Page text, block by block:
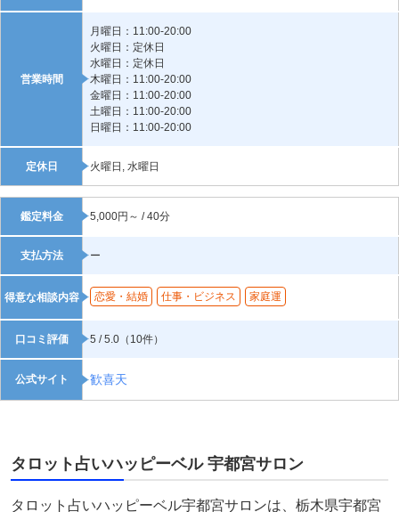
営業時間
月曜日：11:00-20:00
火曜日：定休日
水曜日：定休日
木曜日：11:00-20:00
金曜日：11:00-20:00
土曜日：11:00-20:00
日曜日：11:00-20:00
定休日 火曜日, 水曜日
鑑定料金 5,000円～ / 40分
支払方法 ー
得意な相談内容 恋愛・結婚 仕事・ビジネス 家庭運
口コミ評価 5 / 5.0（10件）
公式サイト 歓喜天
タロット占いハッピーベル 宇都宮サロン
タロット占いハッピーベル宇都宮サロンは、栃木県宇都宮